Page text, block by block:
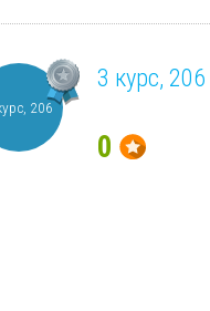
206
3 курс,
0